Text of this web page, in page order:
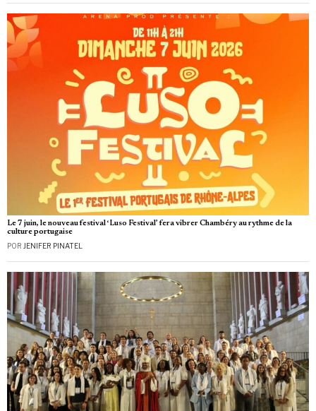
Le 7 juin, le nouveau festival ‘Luso Festival’ fera vibrer Chambéry au rythme de la
culture portugaise
POR JENIFER PINATEL